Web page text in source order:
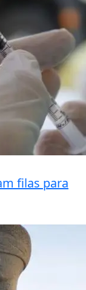
filas para